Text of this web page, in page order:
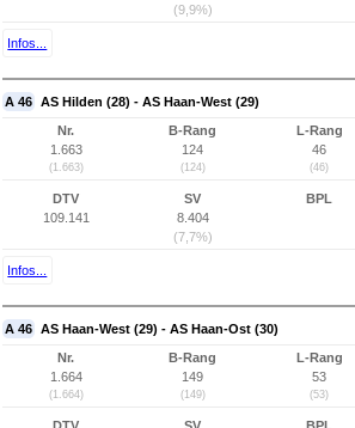
(9,9%)
Infos...
A 46 AS Hilden (28) - AS Haan-West (29)
Nr.
1.663
(1.663)
B-Rang
124
(124)
L-Rang
46
(46)
DTV
109.141
SV
8.404
(7,7%)
BPL
Infos...
A 46 AS Haan-West (29) - AS Haan-Ost (30)
Nr.
1.664
(1.664)
B-Rang
149
(149)
L-Rang
53
(53)